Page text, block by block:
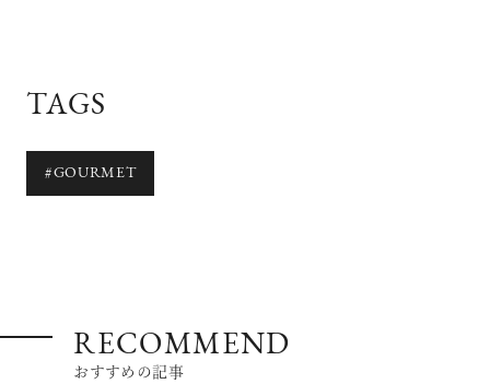
TAGS
#GOURMET
RECOMMEND
おすすめの記事